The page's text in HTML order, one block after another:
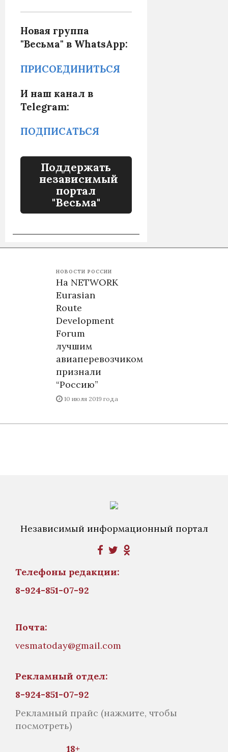
Новая группа
"Весьма" в WhatsApp:
ПРИСОЕДИНИТЬСЯ
И наш канал в
Telegram:
ПОДПИСАТЬСЯ
Поддержать
независимый
портал
"Весьма"
НОВОСТИ РОССИИ
На NETWORK
Eurasian
Route
Development
Forum
лучшим
авиаперевозчиком
признали
“Россию”
10 июля 2019 года
Независимый информационный портал
Телефоны редакции:
8-924-851-07-92
Почта:
vesmatoday@gmail.com
Рекламный отдел:
8-924-851-07-92
Рекламный прайс (нажмите, чтобы
посмотреть)
18+